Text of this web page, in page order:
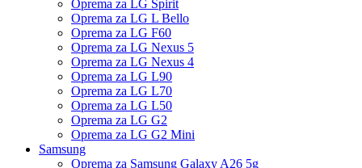
Oprema za LG Spirit
Oprema za LG L Bello
Oprema za LG F60
Oprema za LG Nexus 5
Oprema za LG Nexus 4
Oprema za LG L90
Oprema za LG L70
Oprema za LG L50
Oprema za LG G2
Oprema za LG G2 Mini
Samsung
Oprema za Samsung Galaxy A26 5g